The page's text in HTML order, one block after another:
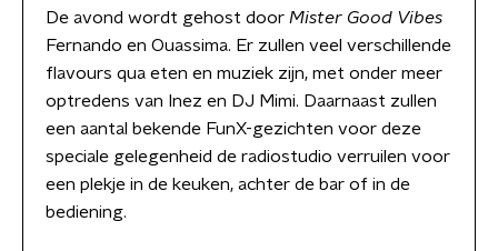
De avond wordt gehost door Mister Good Vibes
Fernando en Ouassima. Er zullen veel verschillende
flavours qua eten en muziek zijn, met onder meer
optredens van Inez en DJ Mimi. Daarnaast zullen
een aantal bekende FunX-gezichten voor deze
speciale gelegenheid de radiostudio verruilen voor
een plekje in de keuken, achter de bar of in de
bediening.